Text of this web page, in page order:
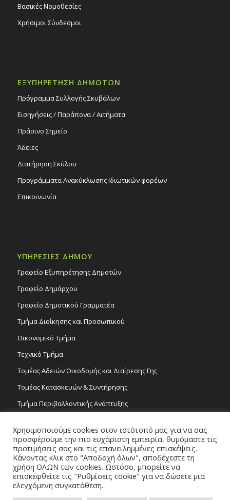
Βασικές Νομοθεσίες
Χρήσιμοι Σύνδεσμοι
ΕΞΥΠΗΡΕΤΗΣΗ ΔΗΜΟΤΩΝ
Πρόγραμμα Συλλογής Σκυβάλων
Εισηγήσεις / Παράπονα / Αιτήματα
Πράσινο Σημείο
Άδειες
Διατήρηση Σκύλου
Προγράμματα Ανακύκλωσης Ιδιωτικών φορέων
Επικοινωνία
ΥΠΗΡΕΣΙΕΣ ΔΗΜΟΥ
Γραφείο Εξυπηρέτησης Δημοτών
Γραφείο Δημάρχου
Γραφείο Δημοτικού Γραμματέα
Τμήμα Διοίκησης και Προσωπικού
Οικονομικό Τμήμα
Τεχνικό Τμήμα
Τομέας Αδειών Οικοδομής και Διαίρεσης Γης
Τομέας Κατασκευών & Συντήρησης
Τμήμα Περιβαλλοντικής Ανάπτυξης
Τομέας Γραμμάτων και Τεχνών
Τροχονομία
Χρησιμοποιούμε cookies στον ιστότοπό μας για να σας
προσφέρουμε την πιο ευχάριστη εμπειρία, θυμόμαστε τις
προτιμήσεις σας και τις επανειλημμένες επισκέψεις.
Κάνοντας κλικ στο "Αποδοχή όλων", αποδέχεστε τη
χρήση ΟΛΩΝ των cookies. Ωστόσο, μπορείτε να
επισκεφθείτε τις "Ρυθμίσεις cookie" για να δώσετε μια
ελεγχόμενη συγκατάθεση.